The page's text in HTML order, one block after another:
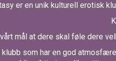
er en unik kulturell erotisk
mål at dere skal føle dere
klubb som har en god